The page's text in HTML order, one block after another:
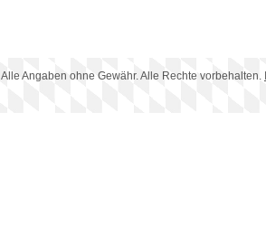
Alle Angaben ohne Gewähr. Alle Rechte vorbehalten.